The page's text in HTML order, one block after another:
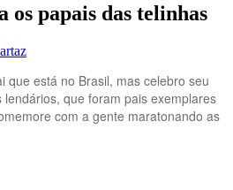
os papais das telinhas
que está no Brasil, mas celebro seu
que foram pais exemplares
com a gente maratonando as